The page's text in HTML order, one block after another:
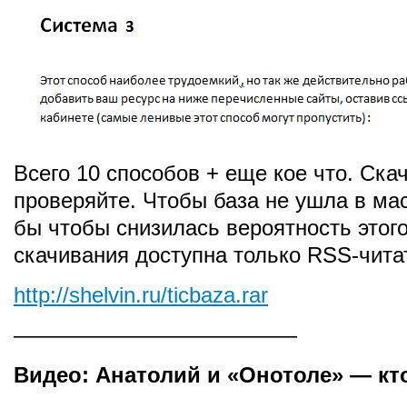
Всего 10 способов + еще кое что.
проверяйте. Чтобы база не ушла в
бы чтобы снизилась вероятность
скачивания доступна только RSS-
http://shelvin.ru/ticbaza.rar
—————————————
Видео: Анатолий и «Онотоле» —